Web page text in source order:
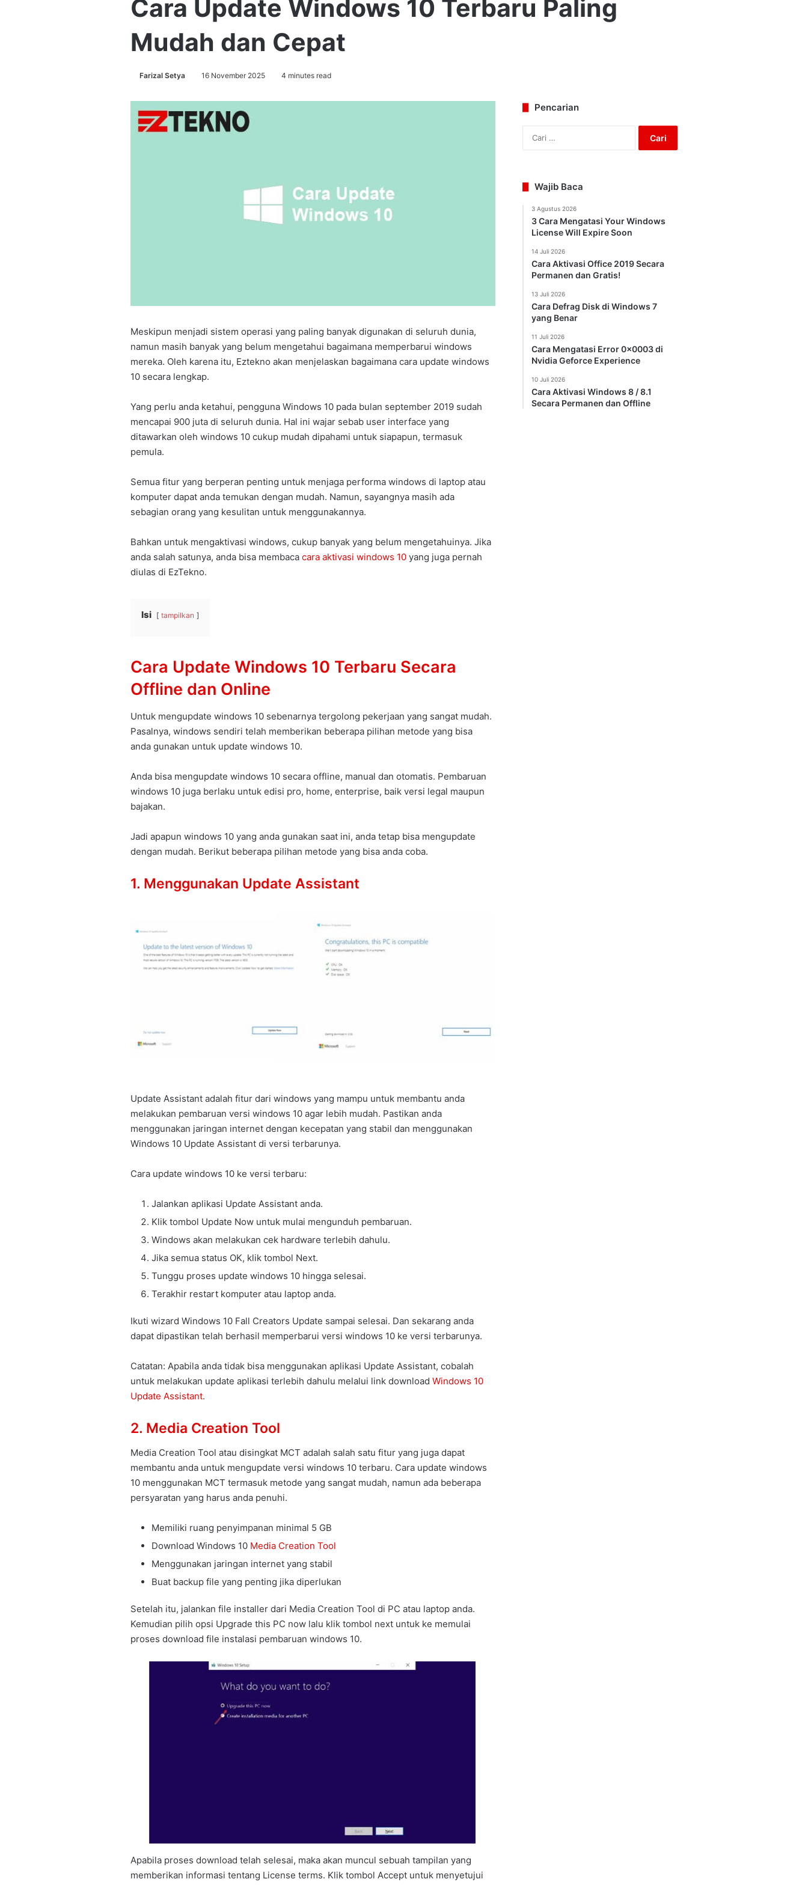
Cara Update Windows 10 Terbaru Paling
Mudah dan Cepat
Farizal Setya 16 November 2025 4 minutes read
Meskipun menjadi sistem operasi yang paling banyak digunakan di seluruh dunia,
namun masih banyak yang belum mengetahui bagaimana memperbarui windows
mereka. Oleh karena itu, Eztekno akan menjelaskan bagaimana cara update windows
10 secara lengkap.
Yang perlu anda ketahui, pengguna Windows 10 pada bulan september 2019 sudah
mencapai 900 juta di seluruh dunia. Hal ini wajar sebab user interface yang
ditawarkan oleh windows 10 cukup mudah dipahami untuk siapapun, termasuk
pemula.
Semua fitur yang berperan penting untuk menjaga performa windows di laptop atau
komputer dapat anda temukan dengan mudah. Namun, sayangnya masih ada
sebagian orang yang kesulitan untuk menggunakannya.
Bahkan untuk mengaktivasi windows, cukup banyak yang belum mengetahuinya. Jika
anda salah satunya, anda bisa membaca cara aktivasi windows 10 yang juga pernah
diulas di EzTekno.
Isi tampilkan
Cara Update Windows 10 Terbaru Secara
Offline dan Online
Untuk mengupdate windows 10 sebenarnya tergolong pekerjaan yang sangat mudah.
Pasalnya, windows sendiri telah memberikan beberapa pilihan metode yang bisa
anda gunakan untuk update windows 10.
Anda bisa mengupdate windows 10 secara offline, manual dan otomatis. Pembaruan
windows 10 juga berlaku untuk edisi pro, home, enterprise, baik versi legal maupun
bajakan.
Jadi apapun windows 10 yang anda gunakan saat ini, anda tetap bisa mengupdate
dengan mudah. Berikut beberapa pilihan metode yang bisa anda coba.
1. Menggunakan Update Assistant
Update Assistant adalah fitur dari windows yang mampu untuk membantu anda
melakukan pembaruan versi windows 10 agar lebih mudah. Pastikan anda
menggunakan jaringan internet dengan kecepatan yang stabil dan menggunakan
Windows 10 Update Assistant di versi terbarunya.
Cara update windows 10 ke versi terbaru:
Jalankan aplikasi Update Assistant anda.
Klik tombol Update Now untuk mulai mengunduh pembaruan.
Windows akan melakukan cek hardware terlebih dahulu.
Jika semua status OK, klik tombol Next.
Tunggu proses update windows 10 hingga selesai.
Terakhir restart komputer atau laptop anda.
Ikuti wizard Windows 10 Fall Creators Update sampai selesai. Dan sekarang anda
dapat dipastikan telah berhasil memperbarui versi windows 10 ke versi terbarunya.
Catatan: Apabila anda tidak bisa menggunakan aplikasi Update Assistant, cobalah
untuk melakukan update aplikasi terlebih dahulu melalui link download Windows 10
Update Assistant.
2. Media Creation Tool
Media Creation Tool atau disingkat MCT adalah salah satu fitur yang juga dapat
membantu anda untuk mengupdate versi windows 10 terbaru. Cara update windows
10 menggunakan MCT termasuk metode yang sangat mudah, namun ada beberapa
persyaratan yang harus anda penuhi.
Memiliki ruang penyimpanan minimal 5 GB
Download Windows 10 Media Creation Tool
Menggunakan jaringan internet yang stabil
Buat backup file yang penting jika diperlukan
Setelah itu, jalankan file installer dari Media Creation Tool di PC atau laptop anda.
Kemudian pilih opsi Upgrade this PC now lalu klik tombol next untuk ke memulai
proses download file instalasi pembaruan windows 10.
Apabila proses download telah selesai, maka akan muncul sebuah tampilan yang
memberikan informasi tentang License terms. Klik tombol Accept untuk menyetujui
Pencarian
untuk:
Wajib Baca
3 Agustus 2026
3 Cara Mengatasi Your Windows
License Will Expire Soon
14 Juli 2026
Cara Aktivasi Office 2019 Secara
Permanen dan Gratis!
13 Juli 2026
Cara Defrag Disk di Windows 7
yang Benar
11 Juli 2026
Cara Mengatasi Error 0x0003 di
Nvidia Geforce Experience
10 Juli 2026
Cara Aktivasi Windows 8 / 8.1
Secara Permanen dan Offline